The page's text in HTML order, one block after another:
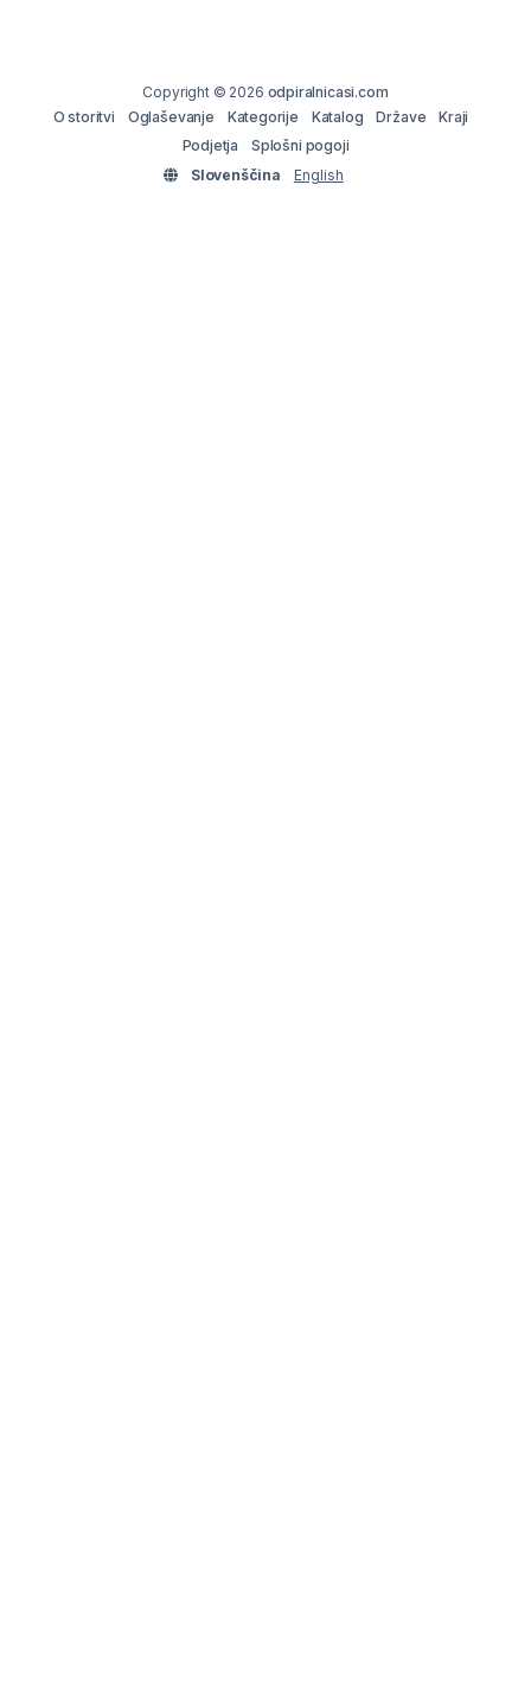
Copyright © 2026 odpiralnicasi.com
O storitvi
Oglaševanje Kategorije Katalog Države
Kraji
Podjetja
Splošni pogoji
Slovenščina
English